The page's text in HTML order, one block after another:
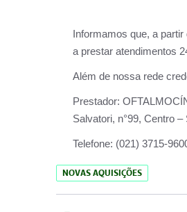
Informamos que, a partir
a prestar atendimentos
Além de nossa rede
Prestador:
Salvatori, n°99, Centro –
Telefone: (021) 3715-
NOVAS AQUISIÇÕES